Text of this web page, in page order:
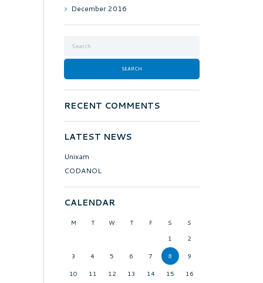
December2016
RECENT COMMENTS
LATEST NEWS
Unixam
CODANOL
CALENDAR
M T W T F S
S
1
2
3 4 5 6 7 8 9
10 11 12 13 14 15 16